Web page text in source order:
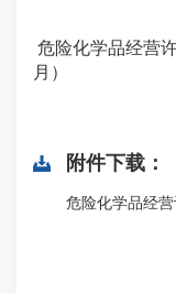
危险化学品经营
月）
附件下载：
危险化学品经